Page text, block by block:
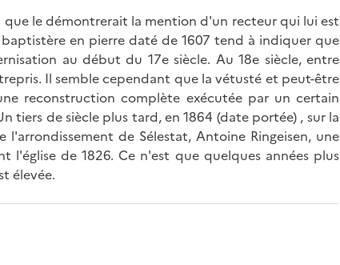
que le démontrerait la mention d'un recteur qui lui est
en pierre daté de 1607 tend à indiquer que
au début du 17e siècle. Au 18e siècle, entre
Il semble cependant que la vétusté et peut-être
reconstruction complète exécutée par un certain
tiers de siècle plus tard, en 1864 (date portée) , sur la
de Sélestat, Antoine Ringeisen, une
l'église de 1826. Ce n'est que quelques années plus
élevée.